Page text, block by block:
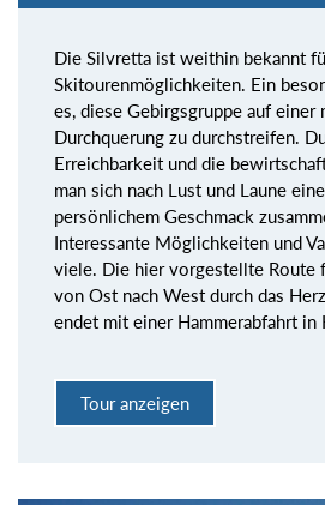
Die Silvretta ist weithin bekannt
Skitourenmöglichkeiten. Ein
es, diese Gebirgsgruppe auf einer
Durchquerung zu durchstreifen.
Erreichbarkeit und die
man sich nach Lust und Laune
persönlichem Geschmack
Interessante Möglichkeiten und
viele. Die hier vorgestellte Route
von Ost nach West durch das
endet mit einer Hammerabfahrt in
Tour anzeigen